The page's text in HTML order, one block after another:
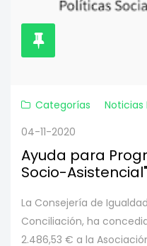
Categorías
Noticias
04-11-2020
Ayuda para
Socio-Asistencial"
La Consejería de
Conciliación, ha
2.486,53 € a la